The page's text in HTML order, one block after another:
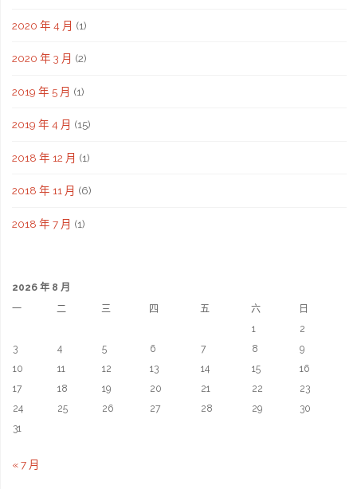
2020 年 4 月 (1)
2020 年 3 月 (2)
2019 年 5 月 (1)
2019 年 4 月 (15)
2018 年 12 月 (1)
2018 年 11 月 (6)
2018 年 7 月 (1)
2026 年 8 月
一
二 三 四 五 六
日
1
2
3
4 5 6 7 8
9
10
11 12 13 14 15
16
17
18 19 20 21 22
23
24
25 26 27 28 29
30
31
« 7 月